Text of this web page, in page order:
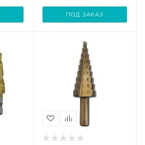
ПОД ЗАКАЗ